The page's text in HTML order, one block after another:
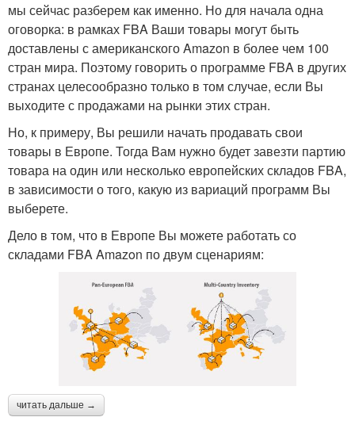
мы сейчас разберем как именно. Но для начала одна
оговорка: в рамках FBA Ваши товары могут быть
доставлены с американского Amazon в более чем 100
стран мира. Поэтому говорить о программе FBA в других
странах целесообразно только в том случае, если Вы
выходите с продажами на рынки этих стран.
Но, к примеру, Вы решили начать продавать свои
товары в Европе. Тогда Вам нужно будет завезти партию
товара на один или несколько европейских складов FBA,
в зависимости о того, какую из вариаций программ Вы
выберете.
Дело в том, что в Европе Вы можете работать со
складами FBA Amazon по двум сценариям:
читать дальше →